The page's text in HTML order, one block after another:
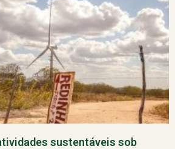
sustentáveis sob